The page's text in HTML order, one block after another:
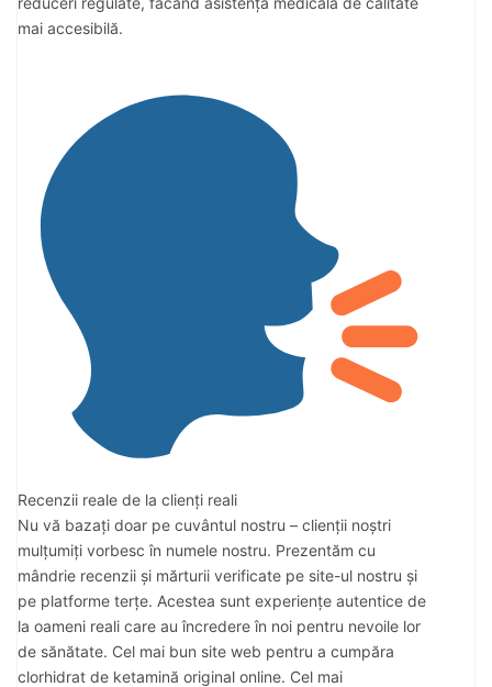
mai accesibilă.
Recenzii reale de la clienți reali
Nu vă bazați doar pe cuvântul nostru – clienții noștri
mulțumiți vorbesc în numele nostru. Prezentăm cu
mândrie recenzii și mărturii verificate pe site-ul nostru și
pe platforme terțe. Acestea sunt experiențe autentice de
la oameni reali care au încredere în noi pentru nevoile lor
de sănătate. Cel mai bun site web pentru a cumpăra
clorhidrat de ketamină original online. Cel mai